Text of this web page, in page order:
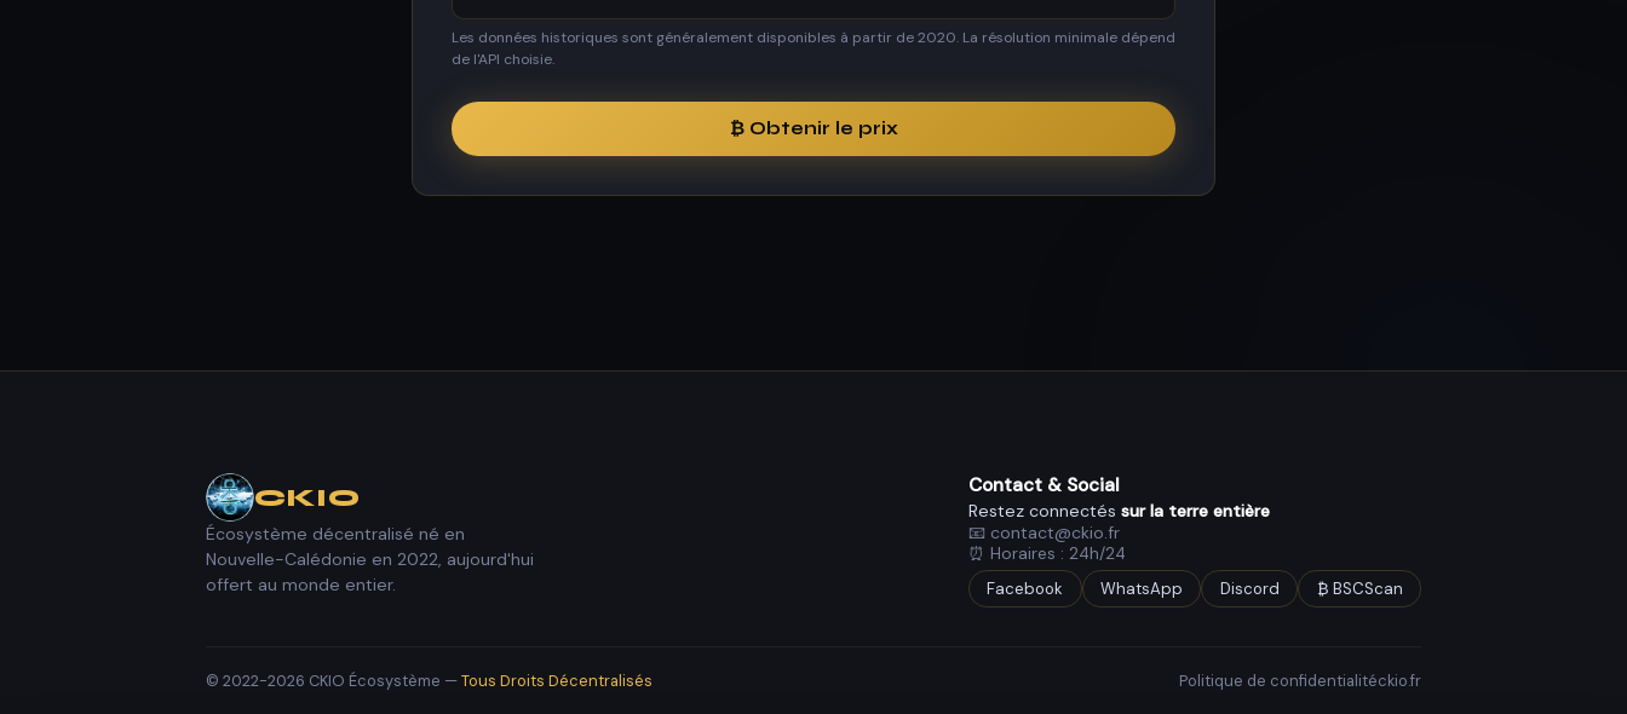
Les données historiques sont généralement disponibles à partir de 2020. La résolution minimale dépend
de l'API choisie.
₿ Obtenir le prix
CKIO
Écosystème décentralisé né en
Nouvelle-Calédonie en 2022, aujourd'hui
offert au monde entier.
Contact & Social
Restez connectés sur la terre entière
📧 contact@ckio.fr
⏰ Horaires : 24h/24
Facebook
WhatsApp Discord ₿ BSCScan
© 2022-2026 CKIO Écosystème —Tous Droits Décentralisés Politique de confidentialitéckio.fr